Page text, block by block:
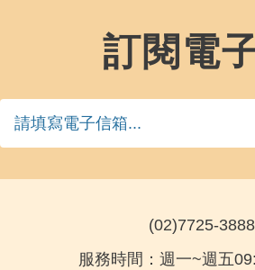
訂閱電
(02)7725-3888
服務時間：週一~週五